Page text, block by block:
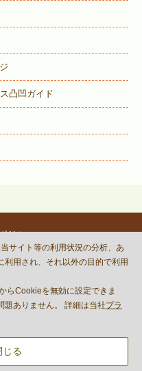
凸凹ガイド
リシー
Co.,Ltd.
apply.
サイト等の利用状況の分析、あ
利用され、それ以外の目的で利用
らCookieを無効に設定できま
題ありません。 詳細は当社プラ
じる